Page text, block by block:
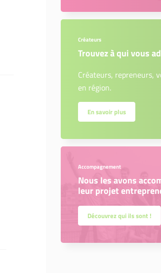
Créateurs
Trouvez à qui vous
Créateurs, repreneurs,
en région.
En savoir plus
Accompagnement
Nous les avons
leur projet
Découvrez qui ils sont !